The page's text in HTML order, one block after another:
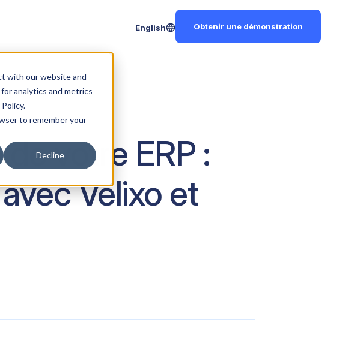
with our website and
analytics and metrics
to remember your
Decline
English Obtenir une démonstration
votre ERP :
Velixo et